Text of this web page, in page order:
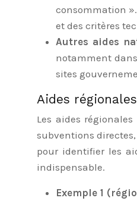
consommation
et des critères
Autres aides
notamment
sites
Aides
Les aides
subventions
pour identifier les
indispensable.
Exemple 1